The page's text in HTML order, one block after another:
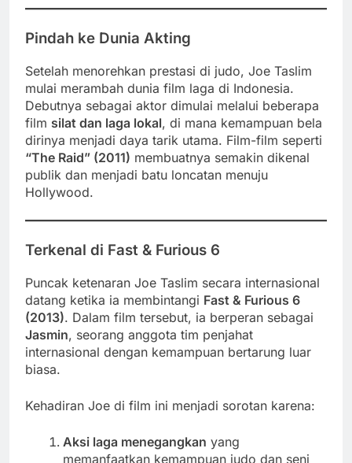
Pindah ke Dunia Akting
Setelah menorehkan prestasi di judo, Joe Taslim
mulai merambah dunia film laga di Indonesia.
Debutnya sebagai aktor dimulai melalui beberapa
film silat dan laga lokal, di mana kemampuan bela
dirinya menjadi daya tarik utama. Film-film seperti
“The Raid” (2011) membuatnya semakin dikenal
publik dan menjadi batu loncatan menuju
Hollywood.
Terkenal di Fast & Furious 6
Puncak ketenaran Joe Taslim secara internasional
datang ketika ia membintangi Fast & Furious 6
(2013). Dalam film tersebut, ia berperan sebagai
Jasmin, seorang anggota tim penjahat
internasional dengan kemampuan bertarung luar
biasa.
Kehadiran Joe di film ini menjadi sorotan karena:
Aksi laga menegangkan yang
memanfaatkan kemampuan judo dan seni